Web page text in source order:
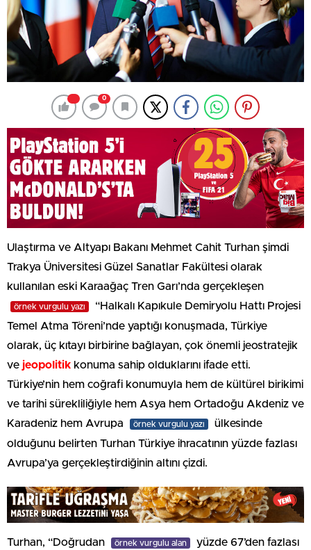
0
Ulaştırma ve Altyapı Bakanı Mehmet Cahit Turhan şimdi
Trakya Üniversitesi Güzel Sanatlar Fakültesi olarak
kullanılan eski Karaağaç Tren Garı’nda gerçekleşen
örnek vurgulu yazı
“Halkalı Kapıkule Demiryolu Hattı Projesi
Temel Atma Töreni’nde yaptığı konuşmada, Türkiye
olarak, üç kıtayı birbirine bağlayan, çok önemli jeostratejik
ve jeopolitik konuma sahip olduklarını ifade etti.
Türkiye’nin hem coğrafi konumuyla hem de kültürel birikimi
ve tarihi sürekliliğiyle hem Asya hem Ortadoğu Akdeniz ve
Karadeniz hem Avrupa
örnek vurgulu yazı
ülkesinde
olduğunu belirten Turhan Türkiye ihracatının yüzde fazlası
Avrupa’ya gerçekleştirdiğinin altını çizdi.
Turhan, “Doğrudan örnek vurgulu alan
yüzde 67’den fazlası